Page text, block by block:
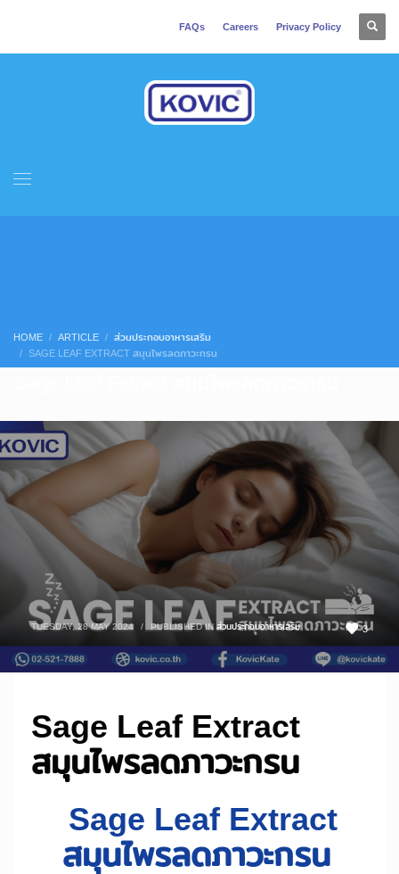
FAQs Careers Privacy Policy
HOME ARTICLE
ส่วนประกอบอาหารเสริม
SAGE LEAF EXTRACT สมุนไพรลดภาวะกรน
3
TUESDAY, 28 MAY 2024 / PUBLISHED INส่วนประกอบอาหารเสริม
Sage Leaf Extract
สมุนไพรลดภาวะกรน
Sage Leaf Extract
สมุนไพรลดภาวะกรน